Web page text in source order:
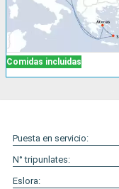
Comidas incluidas
Puesta en servicio:
N° tripunlates:
Eslora: